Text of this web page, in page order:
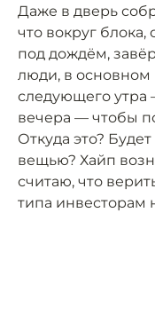
Даже в дверь
что вокруг
под дождём,
люди, в
следующего утра
вечера — чтобы
Откуда это?
вещью? Хайп
считаю, что
типа инвесторам